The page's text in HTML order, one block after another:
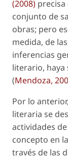
(2008) precisa
conjunto de
obras; pero
medida, de
inferencias
literario, haya
(Mendoza,
Por lo
literaria se
actividades
concepto en
través de las